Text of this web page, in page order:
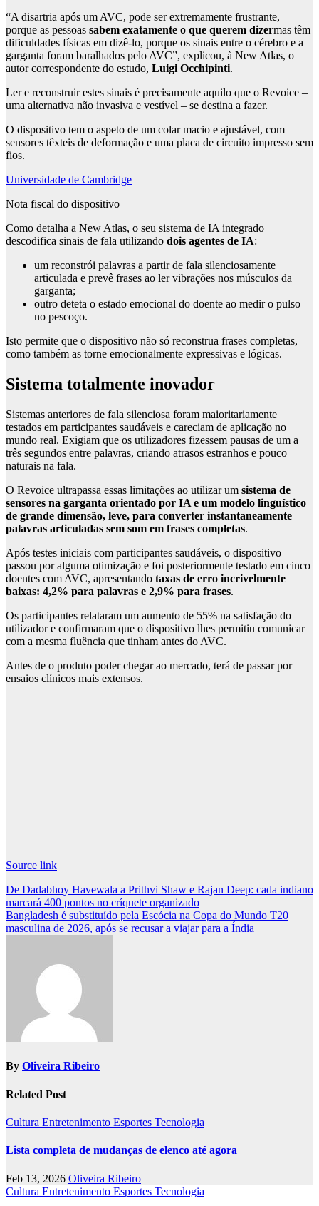
“A disartria após um AVC, pode ser extremamente frustrante,
porque as pessoas sabem exatamente o que querem dizermas têm
dificuldades físicas em dizê-lo, porque os sinais entre o cérebro e a
garganta foram baralhados pelo AVC”, explicou, à New Atlas, o
autor correspondente do estudo, Luigi Occhipinti.
Ler e reconstruir estes sinais é precisamente aquilo que o Revoice –
uma alternativa não invasiva e vestível – se destina a fazer.
O dispositivo tem o aspeto de um colar macio e ajustável, com
sensores têxteis de deformação e uma placa de circuito impresso sem
fios.
Universidade de Cambridge
Nota fiscal do dispositivo
Como detalha a New Atlas, o seu sistema de IA integrado
descodifica sinais de fala utilizando dois agentes de IA:
um reconstrói palavras a partir de fala silenciosamente
articulada e prevê frases ao ler vibrações nos músculos da
garganta;
outro deteta o estado emocional do doente ao medir o pulso
no pescoço.
Isto permite que o dispositivo não só reconstrua frases completas,
como também as torne emocionalmente expressivas e lógicas.
Sistema totalmente inovador
Sistemas anteriores de fala silenciosa foram maioritariamente
testados em participantes saudáveis e careciam de aplicação no
mundo real. Exigiam que os utilizadores fizessem pausas de um a
três segundos entre palavras, criando atrasos estranhos e pouco
naturais na fala.
O Revoice ultrapassa essas limitações ao utilizar um sistema de
sensores na garganta orientado por IA e um modelo linguístico
de grande dimensão, leve, para converter instantaneamente
palavras articuladas sem som em frases completas.
Após testes iniciais com participantes saudáveis, o dispositivo
passou por alguma otimização e foi posteriormente testado em cinco
doentes com AVC, apresentando taxas de erro incrivelmente
baixas: 4,2% para palavras e 2,9% para frases.
Os participantes relataram um aumento de 55% na satisfação do
utilizador e confirmaram que o dispositivo lhes permitiu comunicar
com a mesma fluência que tinham antes do AVC.
Antes de o produto poder chegar ao mercado, terá de passar por
ensaios clínicos mais extensos.
Source link
Post
navigation
De Dadabhoy Havewala a Prithvi Shaw e Rajan Deep: cada indiano
marcará 400 pontos no críquete organizado
Bangladesh é substituído pela Escócia na Copa do Mundo T20
masculina de 2026, após se recusar a viajar para a Índia
By Oliveira Ribeiro
Related Post
Cultura Entretenimento Esportes Tecnologia
Lista completa de mudanças de elenco até agora
Feb 13, 2026 Oliveira Ribeiro
Cultura Entretenimento Esportes Tecnologia